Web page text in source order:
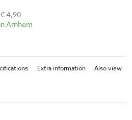
€ 4,90
Arnhem
Extra information Also view